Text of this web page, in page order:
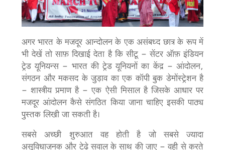
अगर भारत के मजदूर आन्दोलन के एक असंबध्द छात्र के रूप में
भी देखें तो साफ़ दिखाई देता है कि सीटू - सेंटर ऑफ़ इंडियन
ट्रेड यूनियन्स - भारत की ट्रेड यूनियनों का केंद्र - आंदोलन,
संगठन और मकसद के जुड़ाव का एक कॉपी बुक डेमोंस्ट्रेशन है
- शास्त्रीय प्रमाण है - एक ऐसी मिसाल है जिसके आधार पर
मजदूर आंदोलन कैसे संगठित किया जाना चाहिए इसकी पाठ्य
पुस्तक लिखी जा सकती है।
सबसे अच्छी शुरुआत वह होती है जो सबसे ज्यादा
असुविधाजनक और टेढ़े सवाल के साथ की जाए - वही से करते